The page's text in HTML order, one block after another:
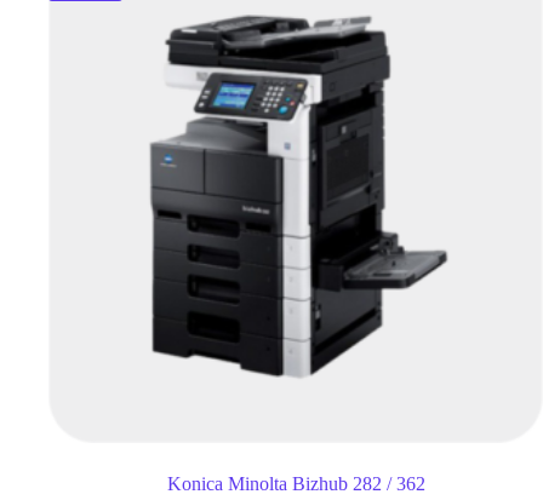
Konica Minolta Bizhub 282 / 362